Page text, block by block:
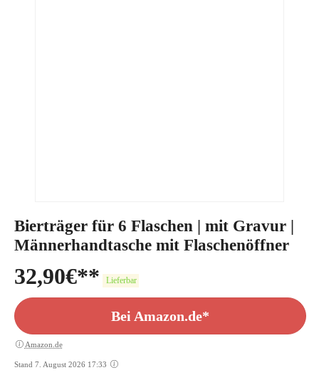
Bierträger für 6 Flaschen | mit Gravur |
Männerhandtasche mit Flaschenöffner
32,90€ Lieferbar
Bei Amazon.de*
Amazon.de
Stand 7. August 2026 17:33